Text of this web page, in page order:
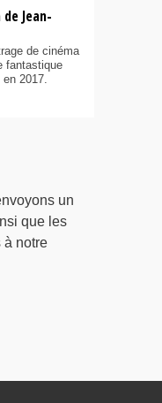
Jean-
de cinéma
fantastique
en 2017.
un
que les
à notre